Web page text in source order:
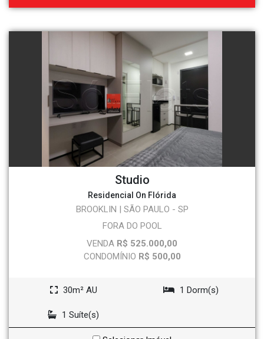
Studio
Residencial On Flórida
BROOKLIN | SÃO PAULO - SP
FORA DO POOL
VENDA R$ 525.000,00
CONDOMÍNIO R$ 500,00
30m² AU 1 Dorm(s)
1 Suíte(s)